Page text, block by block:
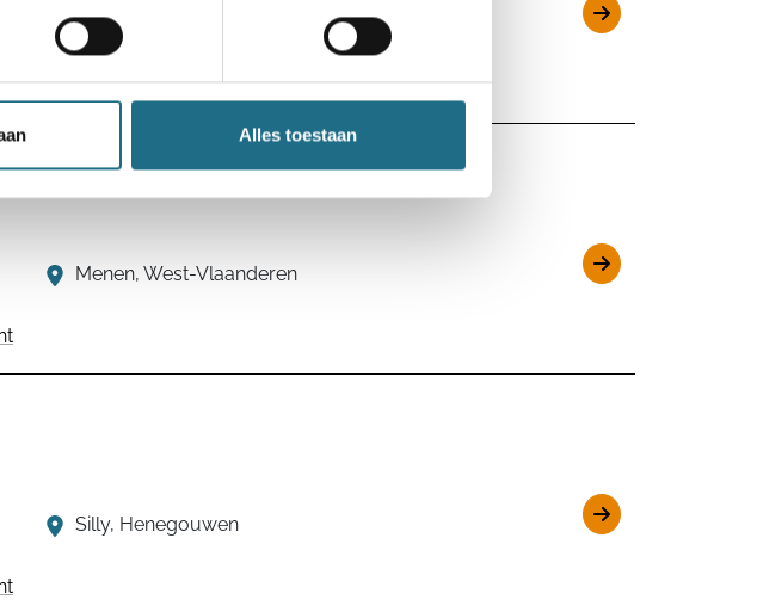
Alles toestaan
Merksem (Antwerpen), Antwerpen
Menen, West-Vlaanderen
Silly, Henegouwen